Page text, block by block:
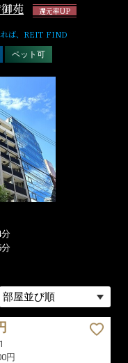
苑 還元率UP
れば、REIT FIND
ペット可
円